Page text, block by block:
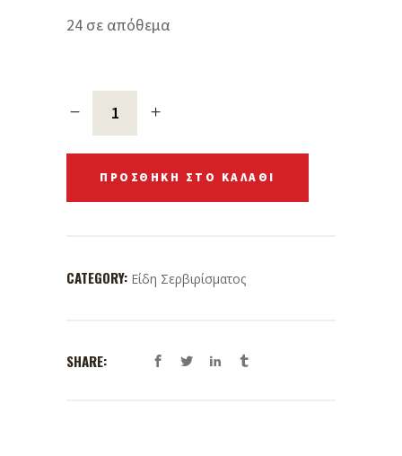
24 σε απόθεμα
ΠΡΟΣΘΉΚΗ ΣΤΟ ΚΑΛΆΘΙ
CATEGORY: Είδη Σερβιρίσματος
SHARE: